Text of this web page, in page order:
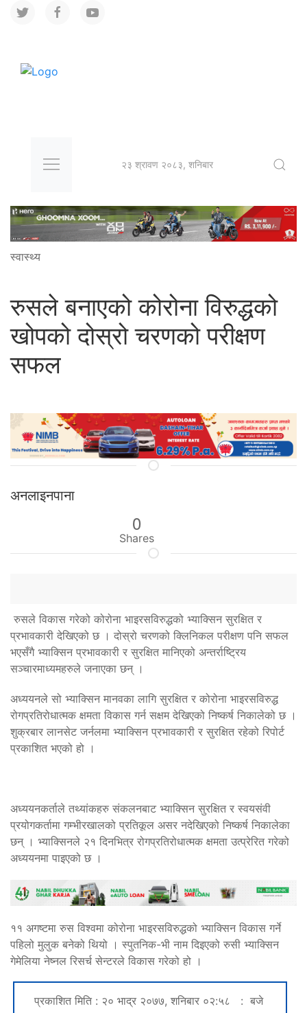
२३ श्रावण २०८३, शनिबार
स्वास्थ्य
रुसले बनाएको कोरोना विरुद्धको
खोपको दोस्रो चरणको परीक्षण
सफल
अनलाइनपाना
0
Shares
रुसले विकास गरेको कोरोना भाइरसविरुद्धको भ्याक्सिन सुरक्षित र
प्रभावकारी देखिएको छ । दोस्रो चरणको क्लिनिकल परीक्षण पनि सफल
भएसँगै भ्याक्सिन प्रभावकारी र सुरक्षित मानिएको अन्तर्राष्ट्रिय
सञ्चारमाध्यमहरुले जनाएका छन् ।
अध्ययनले सो भ्याक्सिन मानवका लागि सुरक्षित र कोरोना भाइरसविरुद्ध
रोगप्रतिरोधात्मक क्षमता विकास गर्न सक्षम देखिएको निष्कर्ष निकालेको छ ।
शुक्रबार लानसेट जर्नलमा भ्याक्सिन प्रभावकारी र सुरक्षित रहेको रिपोर्ट
प्रकाशित भएको हो ।
अध्ययनकर्ताले तथ्यांकहरु संकलनबाट भ्याक्सिन सुरक्षित र स्वयसंवी
प्रयोगकर्तामा गम्भीरखालको प्रतिकूल असर नदेखिएको निष्कर्ष निकालेका
छन् । भ्याक्सिनले २१ दिनभित्र रोगप्रतिरोधात्मक क्षमता उत्प्रेरित गरेको
अध्ययनमा पाइएको छ ।
११ अगष्टमा रुस विश्वमा कोरोना भाइरसविरुद्धको भ्याक्सिन विकास गर्ने
पहिलो मुलुक बनेको थियो । स्पुतनिक-भी नाम दिइएको रुसी भ्याक्सिन
गेमेलिया नेष्नल रिसर्च सेन्टरले विकास गरेको हो ।
प्रकाशित मिति : २० भाद्र २०७७, शनिबार ०२:५८ : बजे